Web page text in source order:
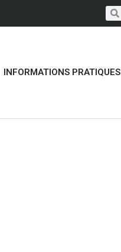
INFORMATIONS PRATIQUES